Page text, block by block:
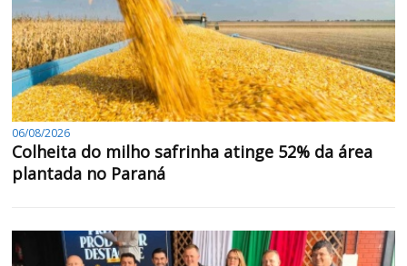
06/08/2026
Colheita do milho safrinha atinge 52% da área
plantada no Paraná